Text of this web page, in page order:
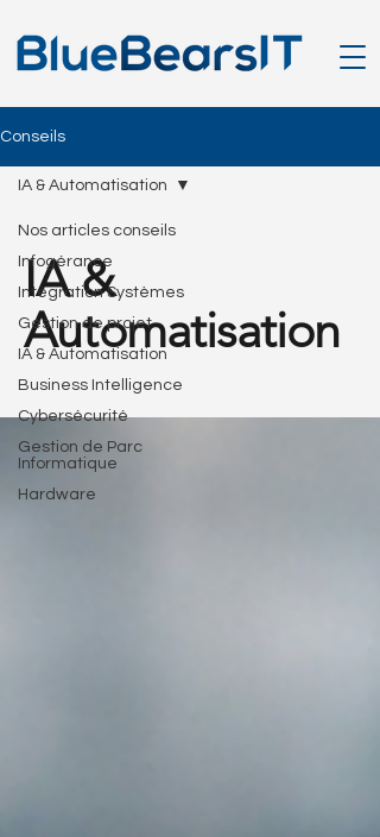
Conseils
Nos articles conseils
Infogérance
Intégration Systèmes
Gestion de projet
IA & Automatisation
Business Intelligence
Cybersécurité
Gestion de Parc
Informatique
Hardware
IA & Automatisation
IA &
Automatisation